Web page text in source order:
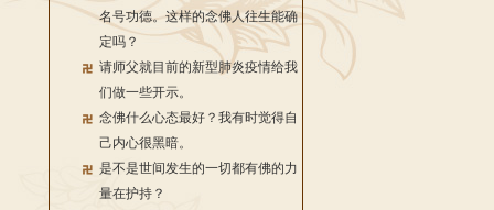
名号功德。这样的念佛人往生能确
定吗？
请师父就目前的新型肺炎疫情给我
们做一些开示。
念佛什么心态最好？我有时觉得自
己内心很黑暗。
是不是世间发生的一切都有佛的力
量在护持？